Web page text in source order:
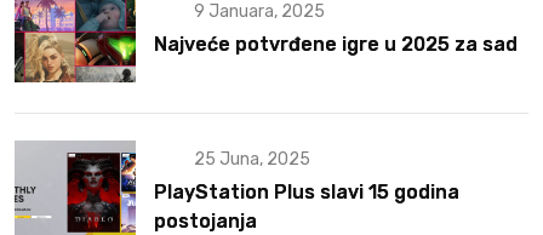
9 Januara, 2025
Najveće potvrđene igre u 2025 za sad
25 Juna, 2025
PlayStation Plus slavi 15 godina
postojanja